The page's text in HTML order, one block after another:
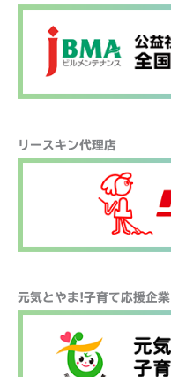
リースキン代理店
元気とやま!子育て応援企業